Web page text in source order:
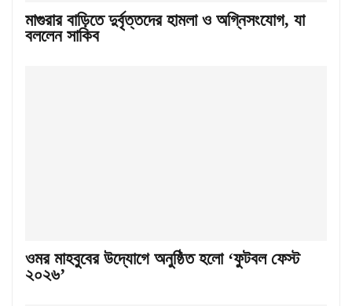
মাগুরার বাড়িতে দুর্বৃত্তদের হামলা ও অগ্নিসংযোগ, যা
বললেন সাকিব
ওমর মাহবুবের উদ্যোগে অনুষ্ঠিত হলো ‘ফুটবল ফেস্ট
২০২৬’